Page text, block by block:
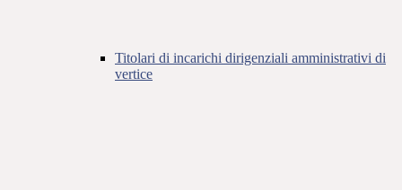
Titolari di incarichi dirigenziali amministrativi di
vertice